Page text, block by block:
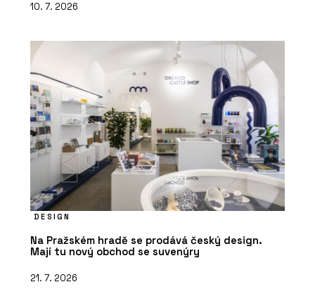
10. 7. 2026
DESIGN
Na Pražském hradě se prodává český design.
Mají tu nový obchod se suvenýry
21. 7. 2026